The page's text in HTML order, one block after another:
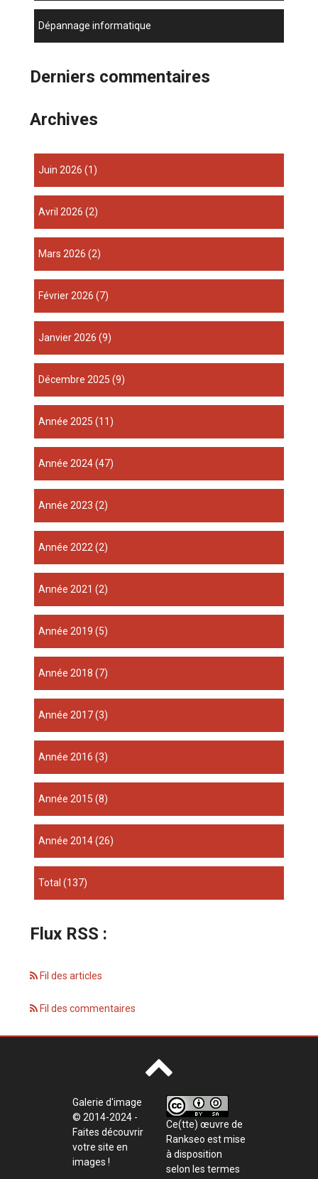
dépannage informatique
Derniers commentaires
Archives
juin 2026 (1)
avril 2026 (2)
mars 2026 (2)
février 2026 (7)
janvier 2026 (9)
décembre 2025 (9)
année 2025 (11)
année 2024(47)
année 2023 (2)
année 2022 (2)
année 2021 (2)
année 2019 (5)
année 2018 (7)
année 2017(3)
année 2016 (3)
année 2015 (8)
année 2014(26)
total(137)
Flux RSS :
Fil des articles
Fil des commentaires
Galerie d'image
© 2014-2024 -
Faites découvrir
votre site en
images !
Ce(tte) œuvre de
Rankseo est mise
à disposition
selon les termes